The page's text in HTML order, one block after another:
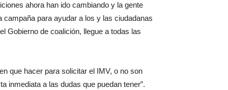
ahora han ido cambiando y la gente
para ayudar a los y las ciudadanas
Gobierno de coalición, llegue a todas las
que hacer para solicitar el IMV, o no son
inmediata a las dudas que puedan tener”.